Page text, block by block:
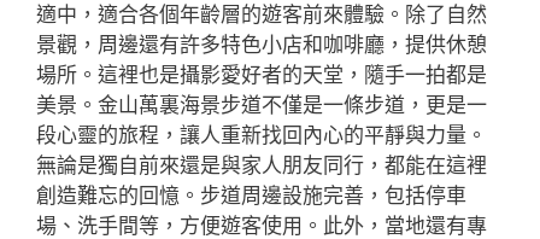
適中，適合各個年齡層的遊客前來體驗。除了自然
景觀，周邊還有許多特色小店和咖啡廳，提供休憩
場所。這裡也是攝影愛好者的天堂，隨手一拍都是
美景。金山萬裏海景步道不僅是一條步道，更是一
段心靈的旅程，讓人重新找回內心的平靜與力量。
無論是獨自前來還是與家人朋友同行，都能在這裡
創造難忘的回憶。步道周邊設施完善，包括停車
場、洗手間等，方便遊客使用。此外，當地還有專